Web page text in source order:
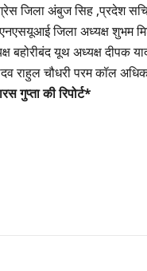
जिला अंबुज सिह ,प्रदेश
जिला अध्यक्ष शुभम
बहोरीबंद यूथ अध्यक्ष
राहुल चौधरी परम कॉल
गुप्ता की रिपोर्ट*